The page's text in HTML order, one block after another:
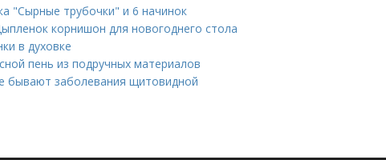
"Сырные трубочки" и 6 начинок
корнишон для новогоднего стола
в духовке
пень из подручных материалов
бывают заболевания щитовидной